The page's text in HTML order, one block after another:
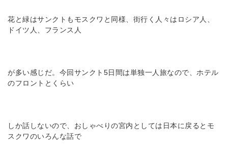
花と緑はサンクトもモスクワと同様、街行く人々はロシア人、
ドイツ人、フランス人
が多い感じだ。今回サンクト5日間は単独一人旅なので、ホテル
のフロントとくらい
しか話しないので、おしゃべりの宮内としては日本に戻るとモ
スクワのいろんな話で